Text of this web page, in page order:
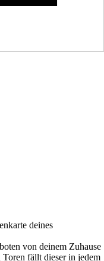
deines
von deinem Zuhause
fällt dieser in jedem